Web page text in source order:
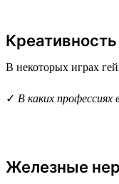
Креативность
В некоторых играх
✓ В каких профессиях
Железные